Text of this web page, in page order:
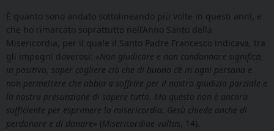
È quanto sono andato sottolineando più volte in questi anni, e
che ho rimarcato soprattutto nell’Anno Santo della
Misericordia, per il quale il Santo Padre Francesco indicava, tra
gli impegni doverosi: «Non giudicare e non condannare significa,
in positivo, saper cogliere ciò che di buono c’è in ogni persona e
non permettere che abbia a soffrire per il nostro giudizio parziale e
la nostra presunzione di sapere tutto. Ma questo non è ancora
sufficiente per esprimere la misericordia. Gesù chiede anche di
perdonare e di donare» (Misericordiae vultus, 14).